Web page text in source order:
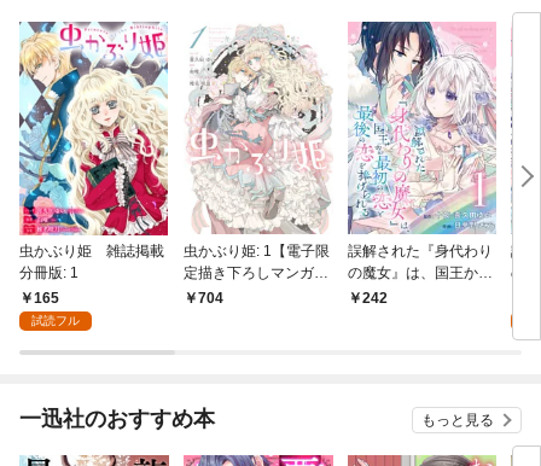
虫かぶり姫 雑誌掲載
分冊版: 1
165
試読フル
虫かぶり姫: 1【電子限
定描き下ろしマンガ
付】704
誤解された『身代わり
の魔女』は、国王から
最初の恋と最後の恋を
242
誤
の
捧
ク
一迅社のおすすめ本 もっと見る